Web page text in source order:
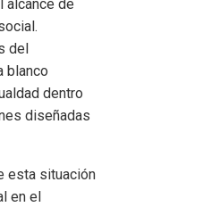
alcance de
del
blanco
dentro
diseñadas
esta situación
en el